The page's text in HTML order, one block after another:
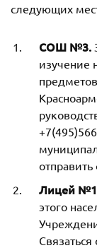
следующих
СОШ №3.
изучение
отправить
Лицей
этого